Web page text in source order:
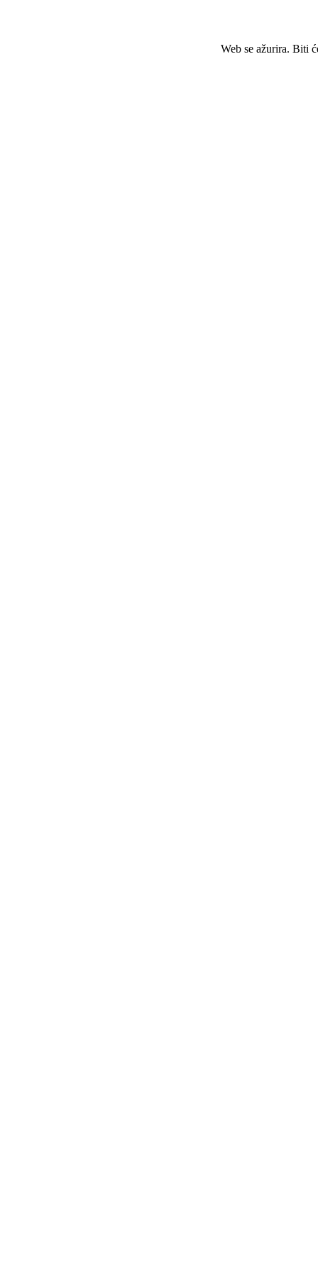
Web se ažurira. Biti